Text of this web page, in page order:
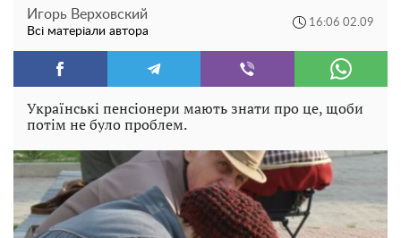
Игорь Верховский
Всі матеріали автора
16:06 02.09
Українські пенсіонери мають знати про це, щоби
потім не було проблем.